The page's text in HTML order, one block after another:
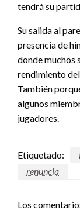
tendrá su
Su salida al
presencia de
donde muchos
rendimiento
También
algunos
jugadores.
Etiquetado:
renuncia
Los